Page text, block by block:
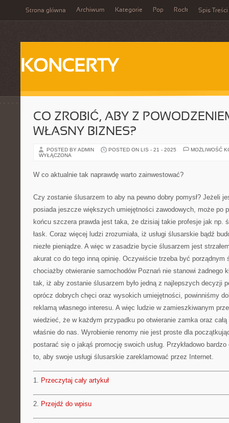
Strona główna Archiwum Kategorie Pop Rock Spis Treści
KONCERTY
CO ZROBIĆ, ABY Z
WŁASNY BIZNES?
POSTED BY ADMIN POSTED ON LIS - 21 - 2025
MOŻLIWOŚĆ
WYŁĄCZONA
W co aktualnie tak naprawdę warto zainwestować?
Czy zostanie ślusarzem to aby na pewno dobry pomysł? Jeżeli
posiada jeszcze większych umiejętności zawodowych, może po
końcu szczera prawda jest taka, że dzisiaj takie profesje jak np.
łask. Coraz więcej ludzi zrozumiała, iż usługi ślusarskie bądź
niezłe pieniądze. A więc w zasadzie bycie ślusarzem jest
akurat co do tego inną opinię. Oczywiście trzeba być porządnym
chociażby otwieranie samochodów Poznań nie stanowi żadnego
tak, iż aby zostanie ślusarzem było jedną z najlepszych decyzji
oprócz dobrych chęci oraz wysokich umiejętności, powinniśmy
reklamą własnego interesu. A więc ludzie w zamieszkiwanym
wiedzieć, że w każdym przypadku po otwieranie zamka oraz
właśnie do nas. Wyrobienie renomy nie jest proste dla
postarać się o jakąś promocję swoich usług. Przykładowo
to, aby swoje usługi ślusarskie zareklamować przez Internet.
1. Przeczytaj cały artykuł
2. Przejdź do wpisu